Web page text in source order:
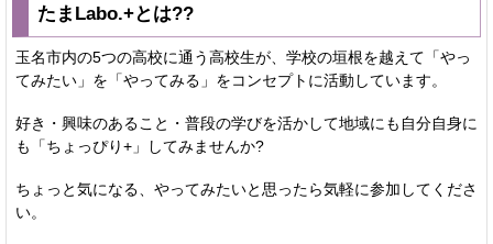
たまLabo.+とは??
玉名市内の5つの高校に通う高校生が、学校の垣根を越えて「やっ
てみたい」を「やってみる」をコンセプトに活動しています。
好き・興味のあること・普段の学びを活かして地域にも自分自身に
も「ちょっぴり+」してみませんか?
ちょっと気になる、やってみたいと思ったら気軽に参加してくださ
い。